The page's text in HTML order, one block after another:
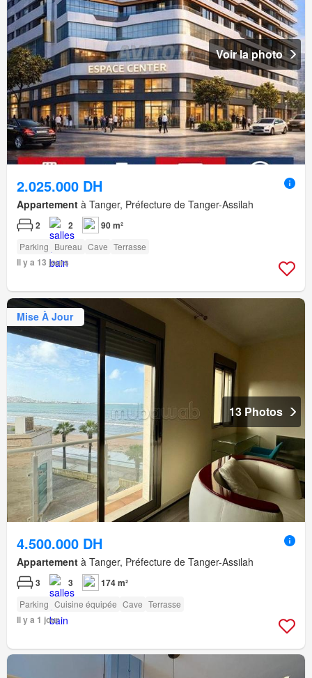
Voir la photo
2.025.000 DH
Appartement à Tanger, Préfecture de Tanger-Assilah
2 2 90 m²
Parking Bureau Cave Terrasse
Il y a 13 jours
Mise À Jour
13 Photos
4.500.000 DH
Appartement à Tanger, Préfecture de Tanger-Assilah
3 3 174 m²
Parking Cuisine équipée Cave Terrasse
Il y a 1 jour